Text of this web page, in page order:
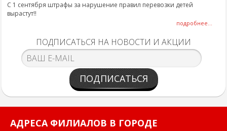
С 1 сентября штрафы за нарушение правил перевозки детей
вырастут!!
подробнее...
ПОДПИСАТЬСЯ НА НОВОСТИ И АКЦИИ
ПОДПИСАТЬСЯ
АДРЕСА ФИЛИАЛОВ В ГОРОДЕ